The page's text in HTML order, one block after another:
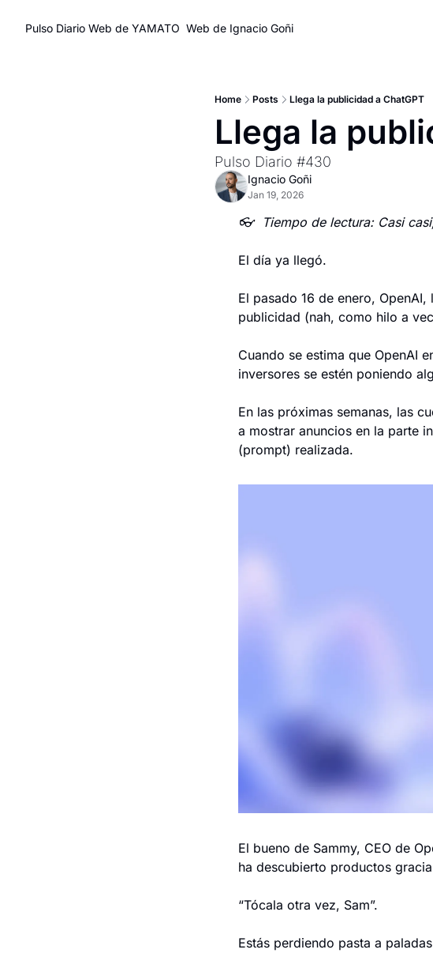
Pulso Diario Web de YAMATO Web de Ignacio Goñi
Home Posts Llega la publicidad a ChatGPT
Llega la
Pulso Diario #430
Ignacio Goñi
Jan 19, 2026
👓  Tiempo de lectura: Casi
El día ya llegó.
El pasado 16 de enero,
publicidad (nah, como hilo a
Cuando se estima que OpenAI
inversores se estén poniendo
En las próximas semanas, las
a mostrar anuncios en la parte
(prompt) realizada.
El bueno de Sammy, CEO de
ha descubierto productos
“Tócala otra vez, Sam”.
Estás perdiendo pasta a